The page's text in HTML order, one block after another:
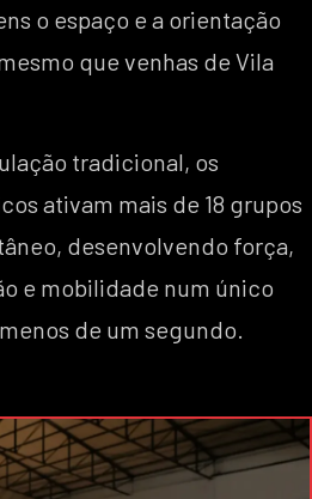
o espaço e a orientação
que venhas de Vila
tradicional, os
ativam mais de 18 grupos
desenvolvendo força,
e mobilidade num único
de um segundo.